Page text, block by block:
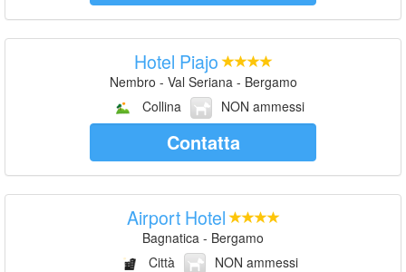
Hotel Piajo
Nembro - Val Seriana - Bergamo
Collina
NON ammessi
Contatta
Airport Hotel
Bagnatica - Bergamo
Città
NON ammessi